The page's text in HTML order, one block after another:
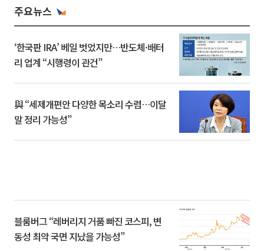
주요뉴스
‘한국판 IRA’ 베일 벗었지만…반도체·배터
리 업계 “시행령이 관건”
與 “세제개편안 다양한 목소리 수렴…이달
말 정리 가능성”
블룸버그 “레버리지 거품 빠진 코스피, 변
동성 최악 국면 지났을 가능성”